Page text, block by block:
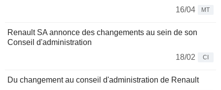
16/04
MT
Renault SA annonce des changements au sein de son
Conseil d'administration
18/02
CI
Du changement au conseil d'administration de Renault